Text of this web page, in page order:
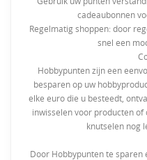
cadeaubonnen
Regelmatig shoppen: door
snel een
Hobbypunten zijn een
besparen op uw
elke euro die u besteedt,
inwisselen voor producten
knutselen nog
Door Hobbypunten te